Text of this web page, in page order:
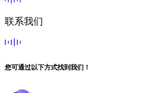
联系我们
您可通过以下方式找到我们！